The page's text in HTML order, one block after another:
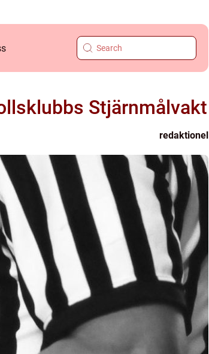
Stjärnmålvakt
redaktionel